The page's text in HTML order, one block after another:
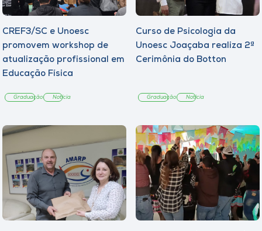
CREF3/SC e Unoesc
promovem workshop de
atualização profissional em
Educação Física
Graduação Notícia
Curso de Psicologia da
Unoesc Joaçaba realiza 2ª
Cerimônia do Botton
Graduação Notícia